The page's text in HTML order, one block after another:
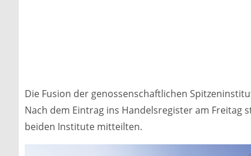
Die Fusion der genossenschaftlichen
Nach dem Eintrag ins Handelsregister am Freitag
beiden Institute mitteilten.